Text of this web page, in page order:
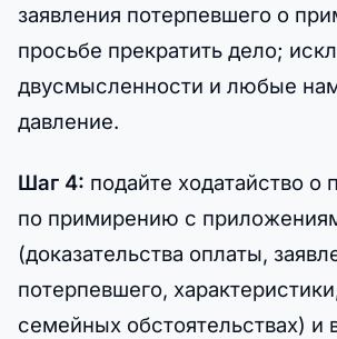
заявления потерпевшего о
просьбе прекратить дело;
двусмысленности и любые
давление.
Шаг 4: подайте ходатайство о
по примирению с
(доказательства оплаты,
потерпевшего,
семейных обстоятельствах) и